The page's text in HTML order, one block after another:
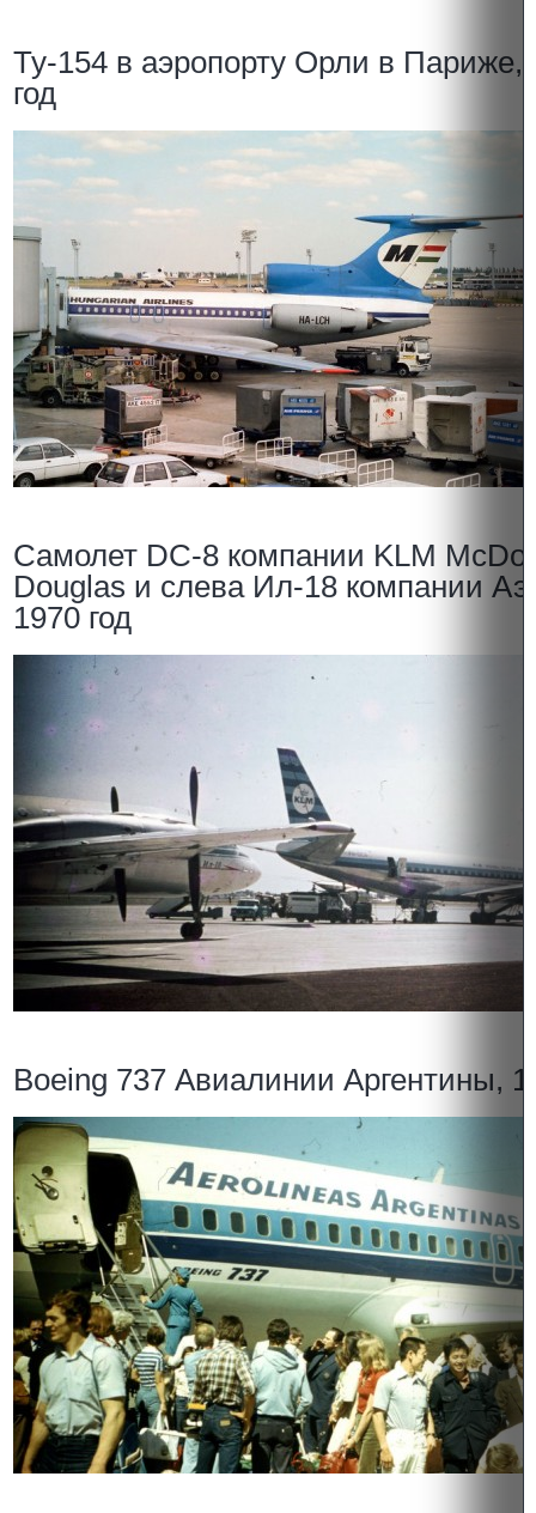
Ту-154 в аэропорту Орли в Париже,
год
Самолет DC-8 компании KLM
Douglas и слева Ил-18 компании
1970 год
Boeing 737 Авиалинии Аргентины,